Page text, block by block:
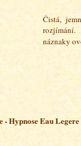
Čistá,
náznaky
- Hypnose Eau Legere